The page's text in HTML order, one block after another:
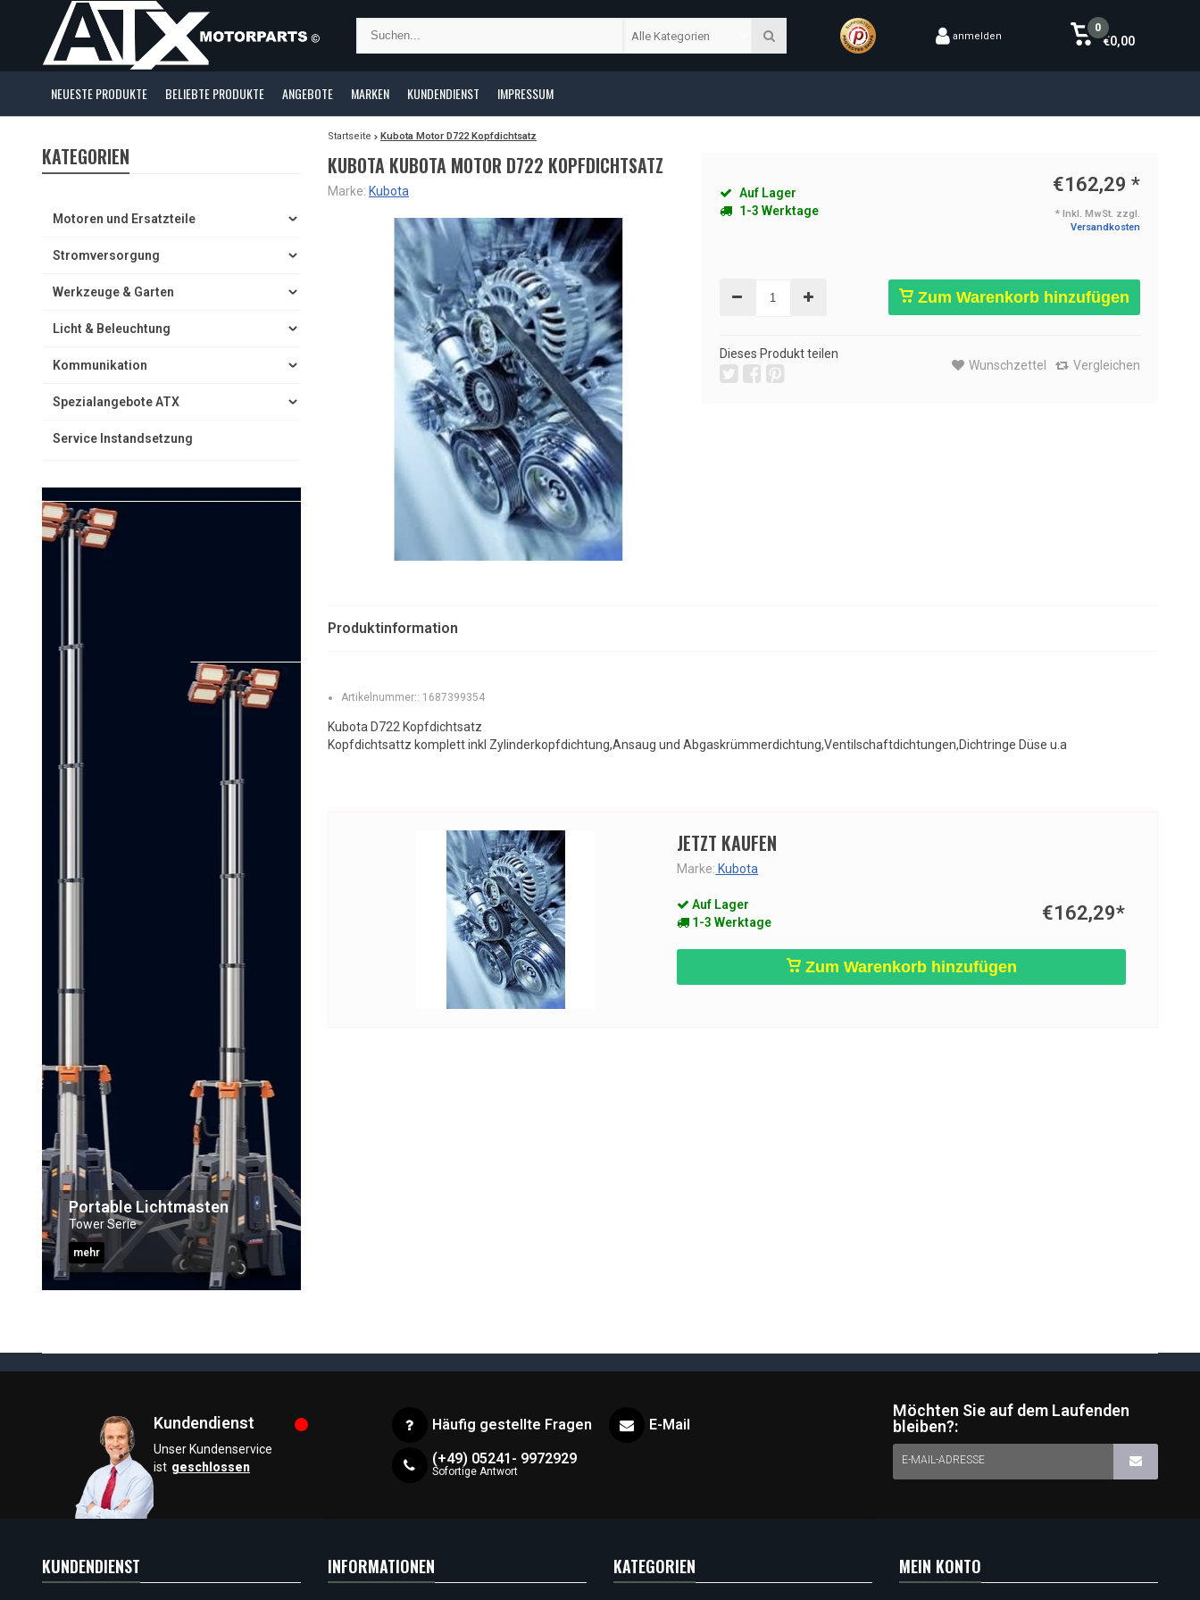
Alle Kategorien anmelden
0
€0,00
NEUESTE PRODUKTE BELIEBTE PRODUKTE ANGEBOTE MARKEN KUNDENDIENST IMPRESSUM
KATEGORIEN
Motoren und Ersatzteile
Stromversorgung
Werkzeuge & Garten
Licht & Beleuchtung
Kommunikation
Spezialangebote ATX
Service Instandsetzung
Portable Lichtmasten
Tower Serie
mehr
Startseite Kubota Motor D722 Kopfdichtsatz
KUBOTA KUBOTA MOTOR D722 KOPFDICHTSATZ
Marke: Kubota
Auf Lager
1-3 Werktage
€162,29 *
* Inkl. MwSt. zzgl.
Versandkosten
Zum Warenkorb hinzufügen
Dieses Produkt teilen
Wunschzettel
Vergleichen
Produktinformation
Artikelnummer:: 1687399354
Kubota D722 Kopfdichtsatz
Kopfdichtsattz komplett inkl Zylinderkopfdichtung,Ansaug und Abgaskrümmerdichtung,Ventilschaftdichtungen,Dichtringe Düse u.a
JETZT KAUFEN
Marke: Kubota
Auf Lager
1-3 Werktage
€162,29*
Zum Warenkorb hinzufügen
Kundendienst
Unser Kundenservice
ist geschlossen
Häufig gestellte Fragen
(+49) 05241- 9972929
Sofortige Antwort
E-Mail
Möchten Sie auf dem Laufenden
bleiben?:
E-MAIL-ADRESSE
KUNDENDIENST INFORMATIONEN KATEGORIEN MEIN KONTO